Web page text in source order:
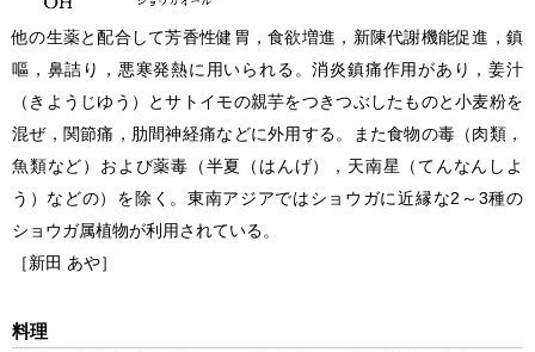
他の生薬と配合して芳香性健胃，食欲増進，新陳代謝機能促進，鎮
嘔，鼻詰り，悪寒発熱に用いられる。消炎鎮痛作用があり，姜汁
（きようじゆう）とサトイモの親芋をつきつぶしたものと小麦粉を
混ぜ，関節痛，肋間神経痛などに外用する。また食物の毒（肉類，
魚類など）および薬毒（半夏（はんげ），天南星（てんなんしよ
う）などの）を除く。東南アジアではショウガに近縁な2～3種の
ショウガ属植物が利用されている。
［新田 あや］
料理